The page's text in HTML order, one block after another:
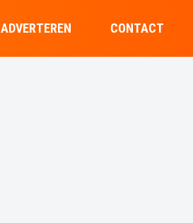
ADVERTEREN CONTACT